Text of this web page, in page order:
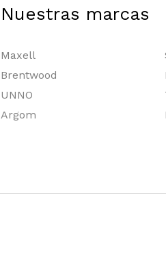
Nuestras marcas
Maxell
Brentwood
UNNO
Argom